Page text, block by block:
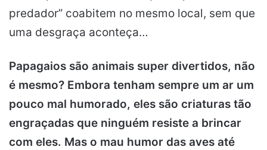
predador” coabitem no mesmo local, sem que
uma desgraça aconteça…
Papagaios são animais super divertidos, não
é mesmo? Embora tenham sempre um ar um
pouco mal humorado, eles são criaturas tão
engraçadas que ninguém resiste a brincar
com eles. Mas o mau humor das aves até